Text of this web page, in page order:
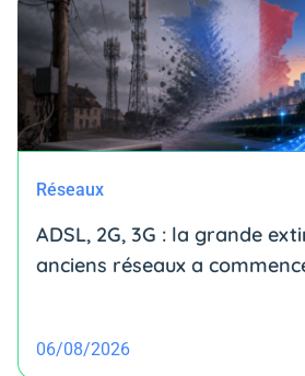
Réseaux
ADSL, 2G, 3G : la grande
anciens réseaux a
06/08/2026